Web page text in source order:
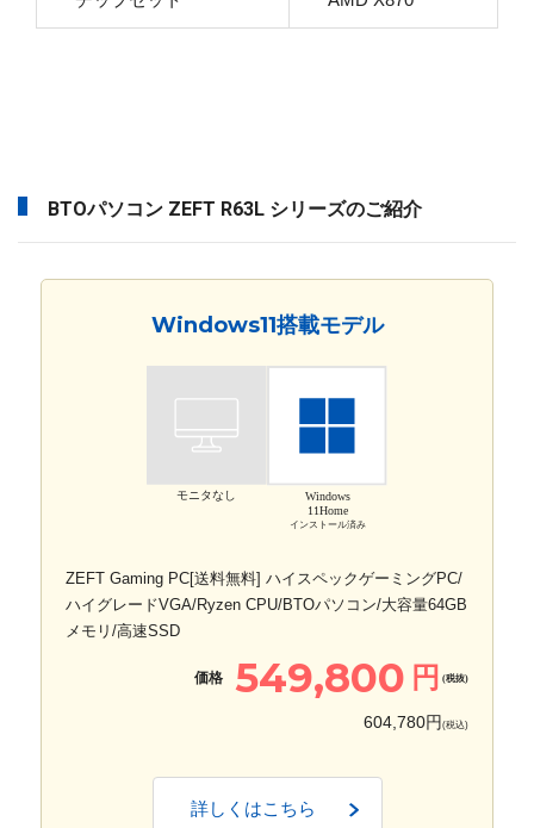
BTOパソコン ZEFT R63L シリーズのご紹介
Windows11搭載モデル
モニタなし
Windows
11Home
インストール済み
ZEFT Gaming PC[送料無料] ハイスペックゲーミングPC/
ハイグレードVGA/Ryzen CPU/BTOパソコン/大容量64GB
メモリ/高速SSD
価格 549,800 円 (税抜)
604,780円 (税込)
詳しくはこちら